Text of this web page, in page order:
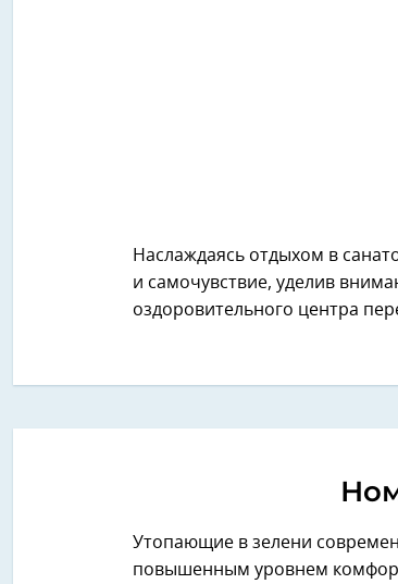
Наслаждаясь отдыхом в
и самочувствие, уделив
оздоровительного центра
Утопающие в зелени
повышенным уровнем